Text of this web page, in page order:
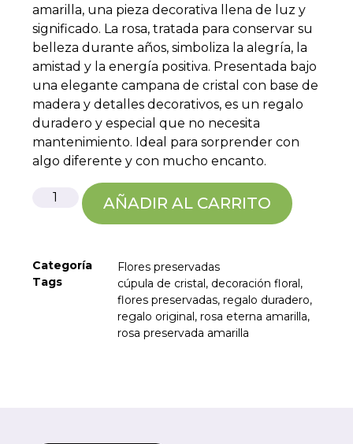
amarilla, una pieza decorativa llena de luz y
significado. La rosa, tratada para conservar su
belleza durante años, simboliza la alegría, la
amistad y la energía positiva. Presentada bajo
una elegante campana de cristal con base de
madera y detalles decorativos, es un regalo
duradero y especial que no necesita
mantenimiento. Ideal para sorprender con
algo diferente y con mucho encanto.
AÑADIR AL CARRITO
Categoría
Flores preservadas
Tags
cúpula de cristal, decoración floral,
flores preservadas,regalo duradero,
regalo original,rosa eterna amarilla,
rosa preservada amarilla